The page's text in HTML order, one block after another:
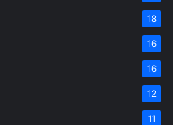
18
16
16
12
11